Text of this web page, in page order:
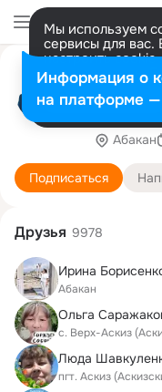
Мы используем
сервисы для вас.
настроить
представитель.
Разрешить все
Мой
Абакан
Подписаться
Друзья 9978
Ирина
Абакан
Ольга
с. Верх-Аскиз
Люда
пгт. Аскиз
Информация о
на платформе